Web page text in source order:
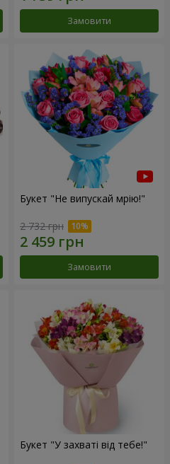
Замовити
Букет "Не випускай мрію!"
2 732 грн
Замовити
Букет "У захваті від тебе!"